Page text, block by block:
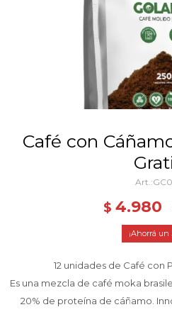
Café con
$ 4.980
12 unidades de Café con
Es una mezcla de café moka
20% de proteína de cáñamo.